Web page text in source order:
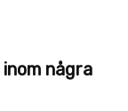
några